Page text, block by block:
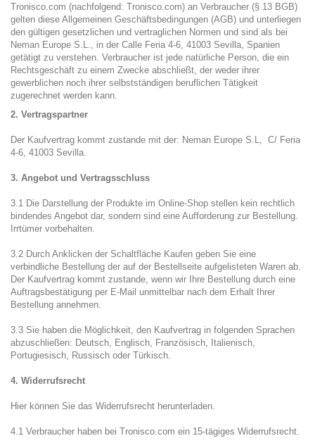
Tronisco.com (nachfolgend: Tronisco.com) an Verbraucher (§ 13 BGB)
gelten diese Allgemeinen Geschäftsbedingungen (AGB) und unterliegen
den gültigen gesetzlichen und vertraglichen Normen und sind als bei
Neman Europe S.L., in der Calle Feria 4-6, 41003 Sevilla, Spanien
getätigt zu verstehen. Verbraucher ist jede natürliche Person, die ein
Rechtsgeschäft zu einem Zwecke abschließt, der weder ihrer
gewerblichen noch ihrer selbstständigen beruflichen Tätigkeit
zugerechnet werden kann.
2. Vertragspartner
Der Kaufvertrag kommt zustande mit der: Neman Europe S.L, C/ Feria
4-6, 41003 Sevilla.
3. Angebot und Vertragsschluss
3.1 Die Darstellung der Produkte im Online-Shop stellen kein rechtlich
bindendes Angebot dar, sondern sind eine Aufforderung zur Bestellung.
Irrtümer vorbehalten.
3.2 Durch Anklicken der Schaltfläche Kaufen geben Sie eine
verbindliche Bestellung der auf der Bestellseite aufgelisteten Waren ab.
Der Kaufvertrag kommt zustande, wenn wir Ihre Bestellung durch eine
Auftragsbestätigung per E-Mail unmittelbar nach dem Erhalt Ihrer
Bestellung annehmen.
3.3 Sie haben die Möglichkeit, den Kaufvertrag in folgenden Sprachen
abzuschließen: Deutsch, Englisch, Französisch, Italienisch,
Portugiesisch, Russisch oder Türkisch.
4. Widerrufsrecht
Hier können Sie das Widerrufsrecht herunterladen.
4.1 Verbraucher haben bei Tronisco.com ein 15-tägiges Widerrufsrecht.